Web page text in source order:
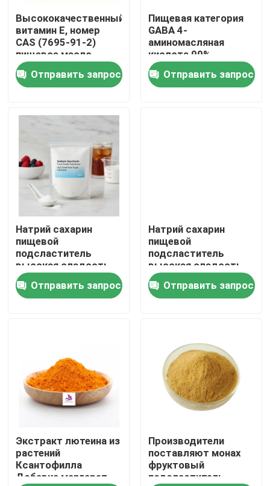
Продукты
О нас
Путешествие фабрики
Контакт США
Новости
Спросите цитату
Естественная выдержка завода
Высококачественный
витамин E, номер
CAS (7695-91-2)
пищевое масло
витамина E
Отправить запрос
Пищевая категория
GABA 4-
аминомасляная
кислота 99%
Пищевые добавки
Отправить запрос
Натрий сахарин
пищевой
подсластитель
высокая сладость
Заместитель сахара
99%Отправить запрос
Натрий сахарин
пищевой
подсластитель
высокая сладость
Заместитель сахара
99%Отправить запрос
Экстракт лютеина из
растений
Ксантофилла
Добавка маргарет
Производители
поставляют монах
фруктовый
подсластитель